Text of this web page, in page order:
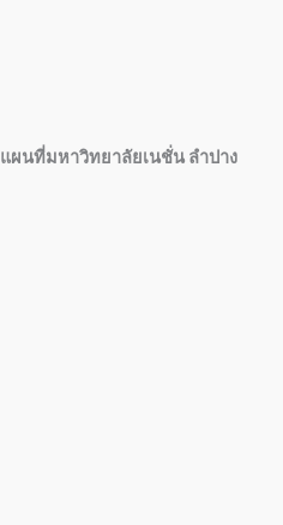
แผนที่มหาวิทยาลัยเนชั่น ลำปาง